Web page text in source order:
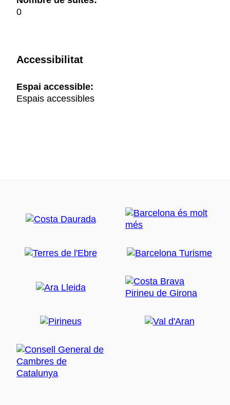
0
Accessibilitat
Espai accessible:
Espais accessibles